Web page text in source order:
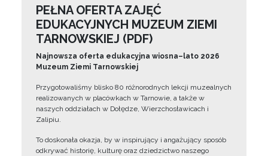
PEŁNA OFERTA ZAJĘĆ
EDUKACYJNYCH MUZEUM ZIEMI
TARNOWSKIEJ (PDF)
Najnowsza oferta edukacyjna wiosna–lato 2026
Muzeum Ziemi Tarnowskiej
Przygotowaliśmy blisko 80 różnorodnych lekcji muzealnych
realizowanych w placówkach w Tarnowie, a także w
naszych oddziałach w Dołędze, Wierzchosławicach i
Zalipiu.
To doskonała okazja, by w inspirujący i angażujący sposób
odkrywać historię, kulturę oraz dziedzictwo naszego